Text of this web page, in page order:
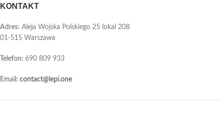
KONTAKT
Adres: Aleja Wojska Polskiego 25 lokal 208
01-515 Warszawa
Telefon: 690 809 933
Email: contact@lepi.one